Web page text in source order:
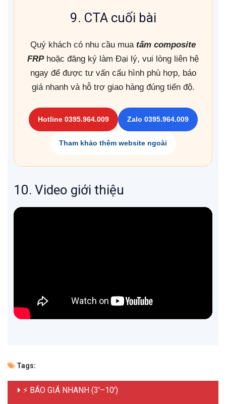
9. CTA cuối bài
Quý khách có nhu cầu mua tấm composite
FRPhoặc đăng ký làm Đại lý, vui lòng liên hệ
ngay để được tư vấn cấu hình phù hợp, báo
giá nhanh và hỗ trợ giao hàng đúng tiến độ.
Hotline 0395.964.009 Zalo 0395.964.009
Tham khảo thêm website ngoài
10. Video giới thiệu
Tags:
⚡ BÁO GIÁ NHANH (3'–10')